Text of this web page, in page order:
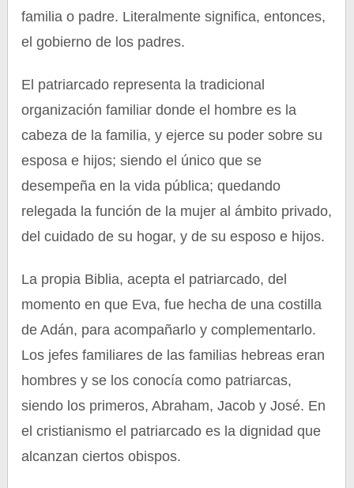
familia o padre. Literalmente significa, entonces,
el gobierno de los padres.
El patriarcado representa la tradicional
organización familiar donde el hombre es la
cabeza de la familia, y ejerce su poder sobre su
esposa e hijos; siendo el único que se
desempeña en la vida pública; quedando
relegada la función de la mujer al ámbito privado,
del cuidado de su hogar, y de su esposo e hijos.
La propia Biblia, acepta el patriarcado, del
momento en que Eva, fue hecha de una costilla
de Adán, para acompañarlo y complementarlo.
Los jefes familiares de las familias hebreas eran
hombres y se los conocía como patriarcas,
siendo los primeros, Abraham, Jacob y José. En
el cristianismo el patriarcado es la dignidad que
alcanzan ciertos obispos.